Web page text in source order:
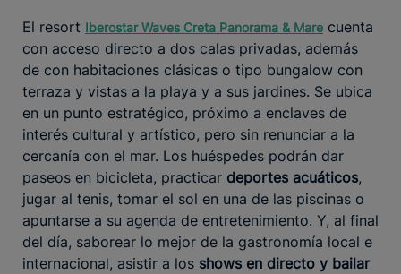
El resort Iberostar Waves Creta Panorama & Mare cuenta
con acceso directo a dos calas privadas, además
de con habitaciones clásicas o tipo bungalow con
terraza y vistas a la playa y a sus jardines. Se ubica
en un punto estratégico, próximo a enclaves de
interés cultural y artístico, pero sin renunciar a la
cercanía con el mar. Los huéspedes podrán dar
paseos en bicicleta, practicar deportes acuáticos,
jugar al tenis, tomar el sol en una de las piscinas o
apuntarse a su agenda de entretenimiento. Y, al final
del día, saborear lo mejor de la gastronomía local e
internacional, asistir a los shows en directo y bailar